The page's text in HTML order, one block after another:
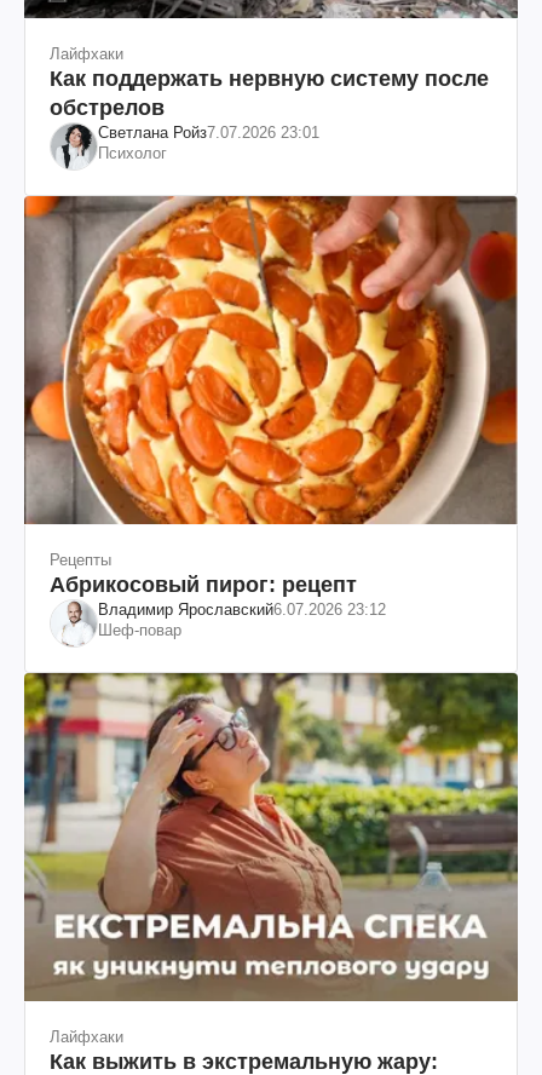
Лайфхаки
Как поддержать нервную систему после
обстрелов
Светлана Ройз7.07.2026 23:01
Психолог
Рецепты
Абрикосовый пирог: рецепт
Владимир Ярославский6.07.2026 23:12
Шеф-повар
Лайфхаки
Как выжить в экстремальную жару: